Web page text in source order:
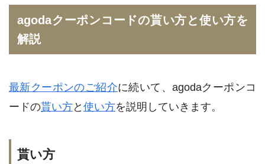
agodaクーポンコードの貰い方と使い方を
解説
最新クーポンのご紹介に続いて、agodaクーポンコ
ードの貰い方と 使い方を説明していきます。
貰い方